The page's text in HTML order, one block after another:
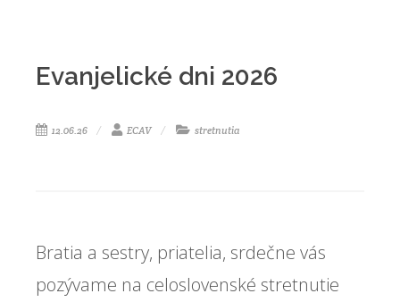
Evanjelické dni 2026
12.06.26 ECAV stretnutia
Bratia a sestry, priatelia, srdečne vás
pozývame na celoslovenské stretnutie